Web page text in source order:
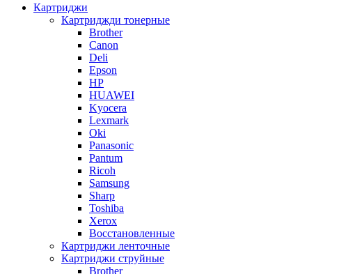
Картриджи
Картриджди тонерные
Brother
Canon
Deli
Epson
HP
HUAWEI
Kyocera
Lexmark
Oki
Panasonic
Pantum
Ricoh
Samsung
Sharp
Toshiba
Xerox
Восстановленные
Картриджи ленточные
Картриджи струйные
Brother